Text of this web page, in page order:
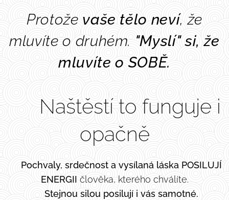
Protože vaše tělo neví, že
mluvíte o druhém. "Myslí" si, že
mluvíte o SOBĚ.
🔄 Naštěstí to funguje i
opačně
Pochvaly, srdečnost a vysílaná láska POSILUJÍ
ENERGII člověka, kterého chválíte.
Stejnou silou posilují i vás samotné.